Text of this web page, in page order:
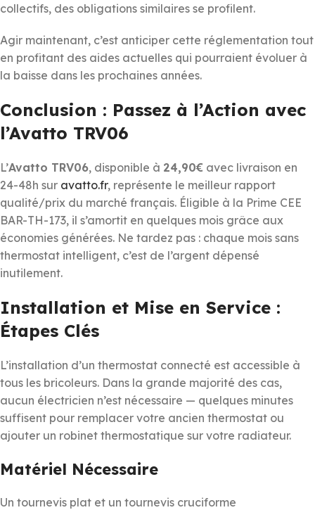
collectifs, des obligations similaires se profilent.
Agir maintenant, c’est anticiper cette réglementation tout
en profitant des aides actuelles qui pourraient évoluer à
la baisse dans les prochaines années.
Conclusion : Passez à l’Action avec
l’Avatto TRV06
L’Avatto TRV06, disponible à 24,90€ avec livraison en
24-48h sur avatto.fr, représente le meilleur rapport
qualité/prix du marché français. Éligible à la Prime CEE
BAR-TH-173, il s’amortit en quelques mois grâce aux
économies générées. Ne tardez pas : chaque mois sans
thermostat intelligent, c’est de l’argent dépensé
inutilement.
Installation et Mise en Service :
Étapes Clés
L’installation d’un thermostat connecté est accessible à
tous les bricoleurs. Dans la grande majorité des cas,
aucun électricien n’est nécessaire — quelques minutes
suffisent pour remplacer votre ancien thermostat ou
ajouter un robinet thermostatique sur votre radiateur.
Matériel Nécessaire
Un tournevis plat et un tournevis cruciforme